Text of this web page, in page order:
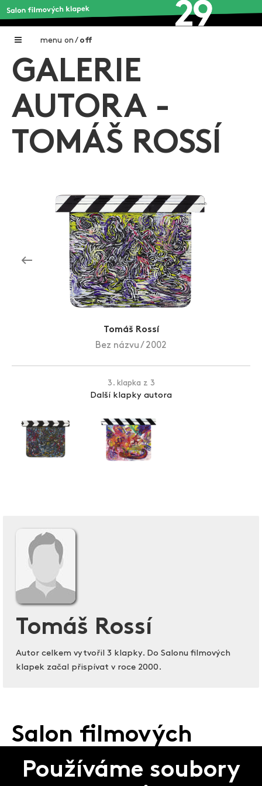
menu on / off
Home
Galerie filmových klapek
Autoři filmových klapek
Aktuální výstavy
Aukce filmových klapek
Aktuality
Zlín Film Festival
GALERIE
AUTORA -
TOMÁŠ ROSSÍ
Tomáš Rossí
Bez názvu / 2002
3. klapka z 3
Další klapky autora
Tomáš Rossí
Autor celkem vytvořil 3 klapky. Do Salonu filmových
klapek začal přispívat v roce 2000.
Salon filmových
klapek
Používáme soubory